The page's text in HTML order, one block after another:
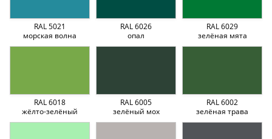
RAL 5021
морская волна
RAL 6026
опал
RAL 6029
зелёная мята
RAL 6018
жёлто-зелёный
RAL 6005
зелёный мох
RAL 6002
зелёная трава